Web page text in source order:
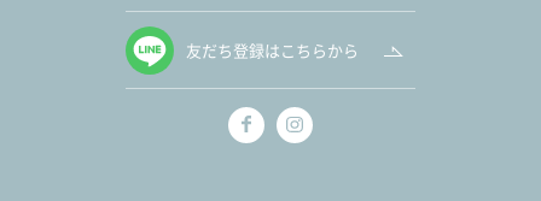
友だち登録はこちらから